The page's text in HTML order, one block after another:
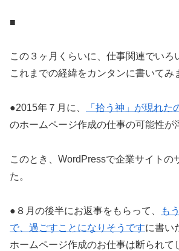
■
この３ヶ月くらいに、仕事関連でいろ
これまでの経緯をカンタンに書いてみ
●2015年７月に、 「拾う神」が現れた
のホームページ作成の仕事の可能性が
このとき、WordPressで企業サイトの
た。
●８月の後半にお返事をもらって、
も
で、過ごすことになりそうですに書い
ホームページ作成のお仕事は断られて